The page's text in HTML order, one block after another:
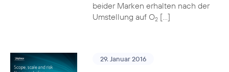
beider Marken erhalten nach der
Umstellung auf O2[…]
29. Januar 2016